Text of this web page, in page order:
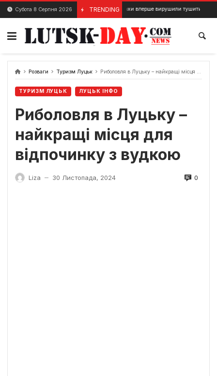
Skip
content
Субота 8 Серпня 2026 TRENDING
11 Грудня, 2023 Луцькі монахи вперше вирушили тушити пожежу.
Розваги Туризм Луцьк Риболовля в Луцьку – найкращі місця для відпочинку з вудкою
ТУРИЗМ ЛУЦЬК ЛУЦЬК ІНФО
Риболовля в Луцьку –
найкращі місця для
відпочинку з вудкою
Liza — 30 Листопада, 2024 0